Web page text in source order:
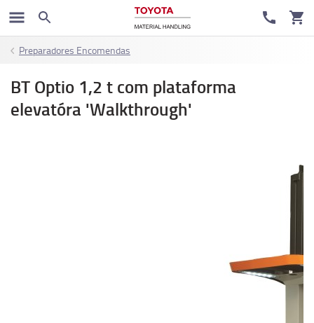
Preparadores Encomendas
BT Optio 1,2 t com plataforma
elevatóra 'Walkthrough'